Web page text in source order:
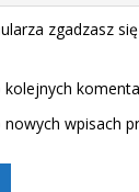
zgadzasz
wpisach